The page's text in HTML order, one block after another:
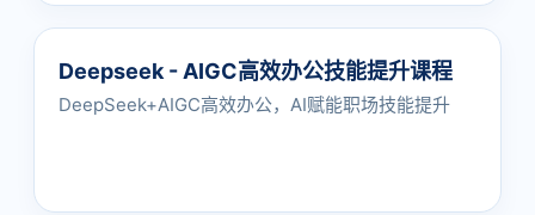
Deepseek - AIGC高效办公技能提升课程
DeepSeek+AIGC高效办公，AI赋能职场技能提升